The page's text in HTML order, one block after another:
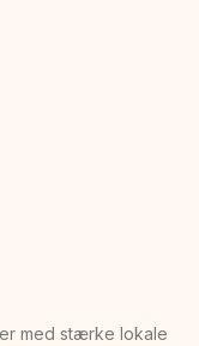
med stærke lokale